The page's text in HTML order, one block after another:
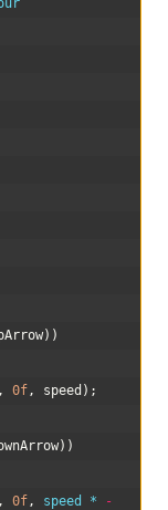
) )
, 0f, speed ) ;
) )
, 0f, speed *
-